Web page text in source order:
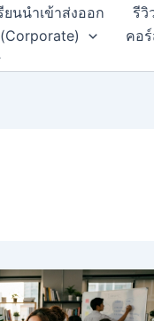
ยนนำเข้าส่งออก รีวิ
คอ